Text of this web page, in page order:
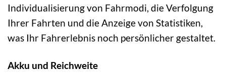
Individualisierung von Fahrmodi, die Verfolgung
Ihrer Fahrten und die Anzeige von Statistiken,
was Ihr Fahrerlebnis noch persönlicher gestaltet.
Akku und Reichweite